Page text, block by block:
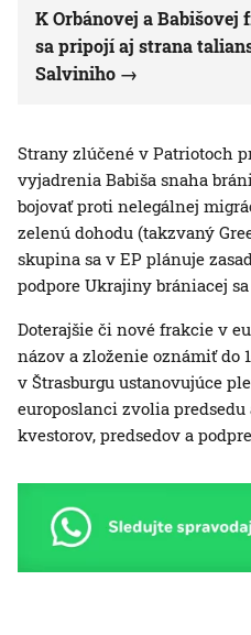
K Orbánovej a
sa pripojí aj strana
Salviniho
Strany zlúčené v Patriotoch
vyjadrenia Babiša snaha
bojovať proti nelegálnej
zelenú dohodu (takzvaný
skupina sa v EP plánuje
podpore Ukrajiny brániacej
Doterajšie či nové frakcie v
názov a zloženie oznámiť do
v Štrasburgu ustanovujúce
europoslanci zvolia predsedu
kvestorov, predsedov a